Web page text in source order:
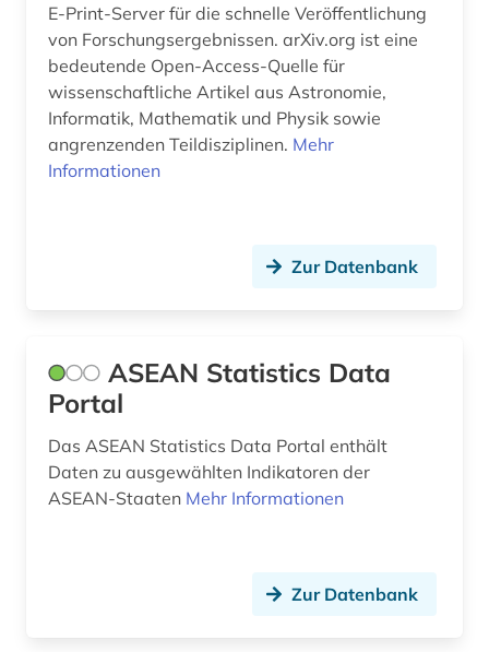
förderprogramm (1)
förderung erneuerbarer energien (1)
gartenbau (1)
gender (1)
genossenschaft (1)
genossenschaftsregister (1)
geodaten (1)
E-Print-Server für die schnelle Veröffentlichung
von Forschungsergebnissen. arXiv.org ist eine
bedeutende Open-Access-Quelle für
wissenschaftliche Artikel aus Astronomie,
Informatik, Mathematik und Physik sowie
angrenzenden Teildisziplinen. Mehr
Informationen
Zur Datenbank
ASEAN Statistics Data
Portal
Das ASEAN Statistics Data Portal enthält
Daten zu ausgewählten Indikatoren der
ASEAN-Staaten Mehr Informationen
Zur Datenbank